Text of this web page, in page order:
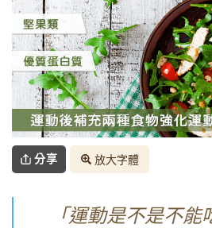
分享 放大字體
「運動是不是不